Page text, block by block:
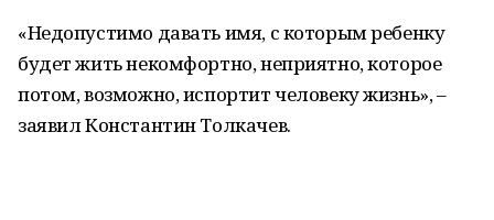
«Недопустимо давать имя, с которым ребенку
будет жить некомфортно, неприятно, которое
потом, возможно, испортит человеку жизнь», –
заявил Константин Толкачев.